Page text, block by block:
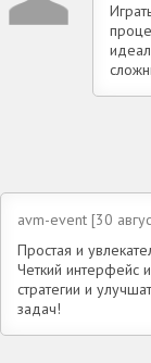
avm-event [30
Простая и
Четкий интерфейс
стратегии и
задач!